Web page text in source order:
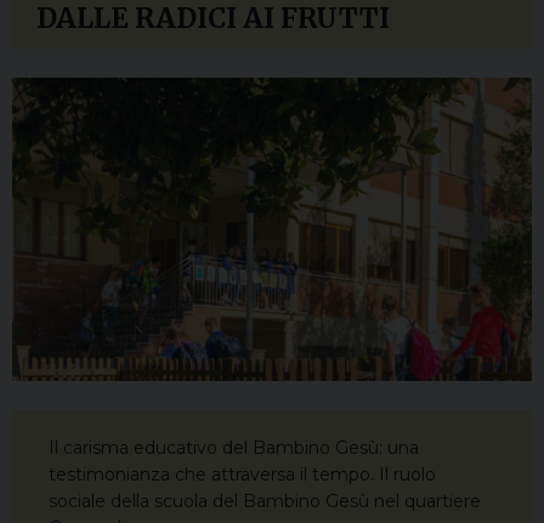
DALLE RADICI AI FRUTTI
Il carisma educativo del Bambino Gesù: una
testimonianza che attraversa il tempo. Il ruolo
sociale della scuola del Bambino Gesù nel quartiere